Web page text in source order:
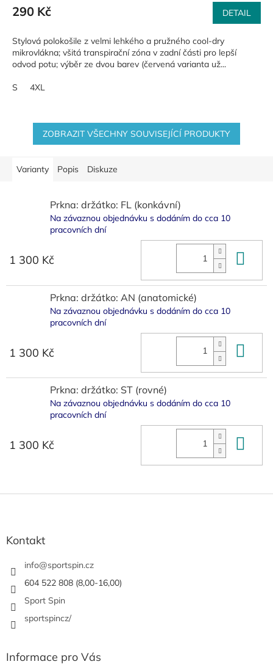
290 Kč DETAIL
Stylová polokošile z velmi lehkého a pružného cool-dry
mikrovlákna; všitá transpirační zóna v zadní části pro lepší
odvod potu; výběr ze dvou barev (červená varianta už...
S 4XL
ZOBRAZIT VŠECHNY SOUVISEJÍCÍ PRODUKTY
Varianty Popis Diskuze
Prkna: držátko: FL (konkávní)
Na závaznou objednávku s dodáním do cca 10
pracovních dní
1 300 Kč
Prkna: držátko: AN (anatomické)
Na závaznou objednávku s dodáním do cca 10
pracovních dní
1 300 Kč
Prkna: držátko: ST (rovné)
Na závaznou objednávku s dodáním do cca 10
pracovních dní
1 300 Kč
Z
Kontakt
info@sportspin.cz
604 522 808 (8,00-16,00)
Sport Spin
sportspincz/
Informace pro Vás